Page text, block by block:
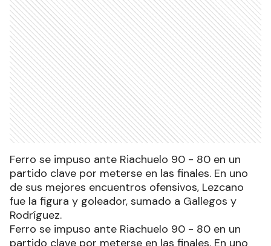
Ferro se impuso ante Riachuelo 90 - 80 en un
partido clave por meterse en las finales. En uno
de sus mejores encuentros ofensivos, Lezcano
fue la figura y goleador, sumado a Gallegos y
Rodríguez.
Ferro se impuso ante Riachuelo 90 - 80 en un
partido clave por meterse en las finales. En uno